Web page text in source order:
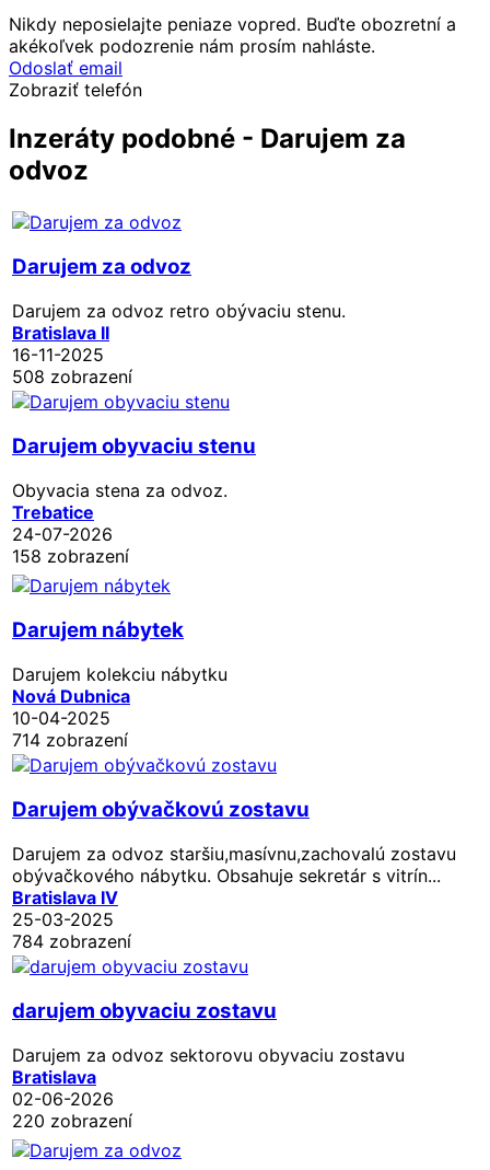
Nikdy neposielajte peniaze vopred. Buďte obozretní a
akékoľvek podozrenie nám prosím nahláste.
Odoslať email
Zobraziť telefón
Inzeráty podobné - Darujem za
odvoz
Darujem za odvoz
Darujem za odvoz retro obývaciu stenu.
Bratislava II
16-11-2025
508 zobrazení
Darujem obyvaciu stenu
Obyvacia stena za odvoz.
Trebatice
24-07-2026
158 zobrazení
Darujem nábytek
Darujem kolekciu nábytku
Nová Dubnica
10-04-2025
714 zobrazení
Darujem obývačkovú zostavu
Darujem za odvoz staršiu,masívnu,zachovalú zostavu
obývačkového nábytku. Obsahuje sekretár s vitrín...
Bratislava IV
25-03-2025
784 zobrazení
darujem obyvaciu zostavu
Darujem za odvoz sektorovu obyvaciu zostavu
Bratislava
02-06-2026
220 zobrazení